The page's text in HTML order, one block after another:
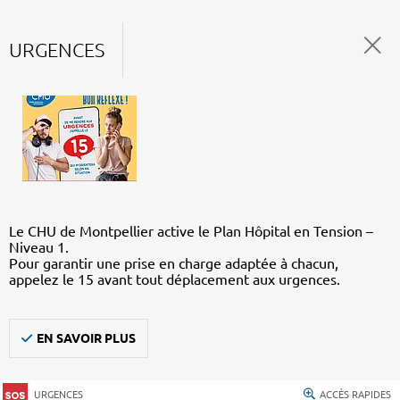
URGENCES
Le CHU de Montpellier active le Plan Hôpital en Tension –
Niveau 1.
Pour garantir une prise en charge adaptée à chacun,
appelez le 15 avant tout déplacement aux urgences.
EN SAVOIR PLUS
URGENCES ACCÈS RAPIDES